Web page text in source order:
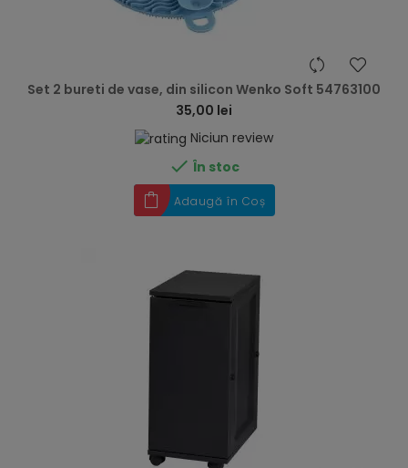
Set 2 bureti de vase, din silicon Wenko Soft 54763100
35,00 lei
Niciun review
 În stoc
Adaugă în Coș